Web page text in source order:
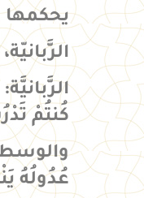
يحكمها
الرَّبانيَّة:
كُنتُمْ
عُدُولُهُ